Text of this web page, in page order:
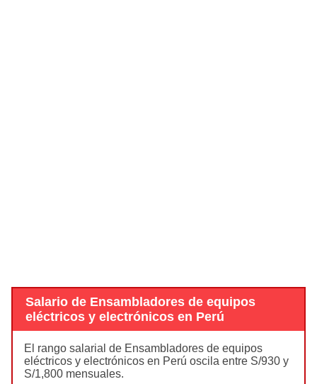
Salario de Ensambladores de equipos
eléctricos y electrónicos en Perú
El rango salarial de Ensambladores de equipos
eléctricos y electrónicos en Perú oscila entre S/930 y
S/1,800 mensuales.